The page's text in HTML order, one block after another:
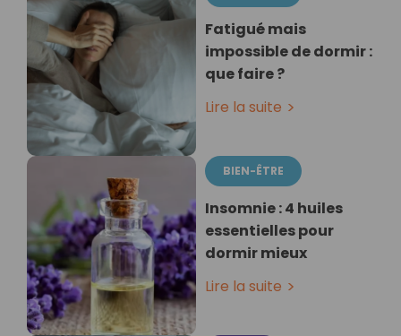
Fatigué mais
impossible de dormir :
que faire ?
Lire la suite
BIEN-ÊTRE
Insomnie : 4 huiles
essentielles pour
dormir mieux
Lire la suite